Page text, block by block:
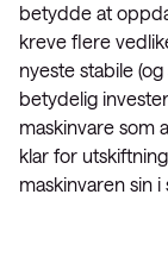
betydde at
kreve flere
nyeste stabile
betydelig
maskinvare som
klar for
maskinvaren sin